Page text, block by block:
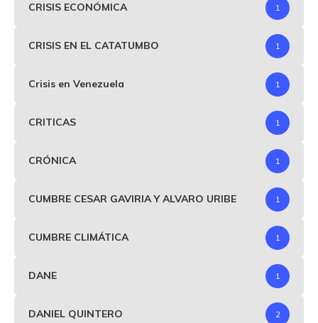
CRISIS ECONÓMICA 1
CRISIS EN EL CATATUMBO 1
Crisis en Venezuela 1
CRITICAS 1
CRÓNICA 1
CUMBRE CESAR GAVIRIA Y ALVARO URIBE 1
CUMBRE CLIMÁTICA 1
DANE 1
DANIEL QUINTERO 2